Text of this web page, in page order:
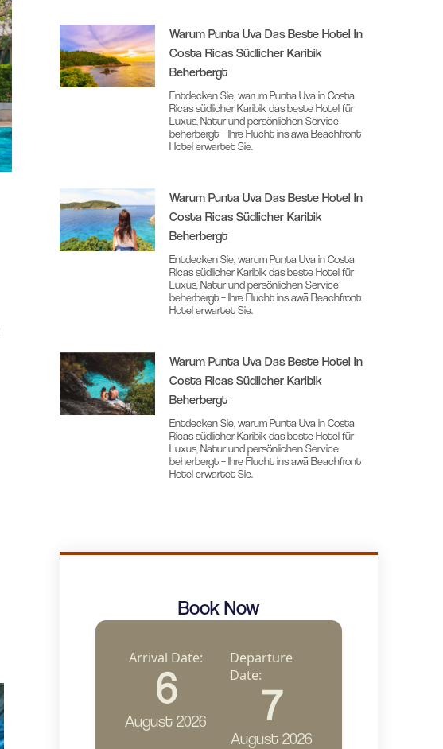
Warum Punta Uva Das Beste Hotel In
Costa Ricas Südlicher Karibik
Beherbergt
Entdecken Sie, warum Punta Uva in Costa
Ricas südlicher Karibik das beste Hotel für
Luxus, Natur und persönlichen Service
beherbergt – Ihre Flucht ins awā Beachfront
Hotel erwartet Sie.
Warum Punta Uva Das Beste Hotel In
Costa Ricas Südlicher Karibik
Beherbergt
Entdecken Sie, warum Punta Uva in Costa
Ricas südlicher Karibik das beste Hotel für
Luxus, Natur und persönlichen Service
beherbergt – Ihre Flucht ins awā Beachfront
Hotel erwartet Sie.
Warum Punta Uva Das Beste Hotel In
Costa Ricas Südlicher Karibik
Beherbergt
Entdecken Sie, warum Punta Uva in Costa
Ricas südlicher Karibik das beste Hotel für
Luxus, Natur und persönlichen Service
beherbergt – Ihre Flucht ins awā Beachfront
Hotel erwartet Sie.
Book Now
Arrival Date:
6
August 2026
Departure
Date:
7
August 2026